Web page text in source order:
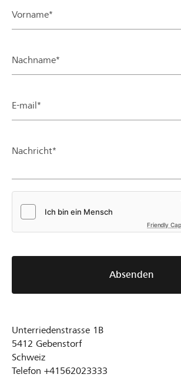
Vorname*
Nachname*
E-mail*
Nachricht*
Friendly
Absenden
Unterriedenstrasse 1B
5412 Gebenstorf
Schweiz
Telefon +41562023333